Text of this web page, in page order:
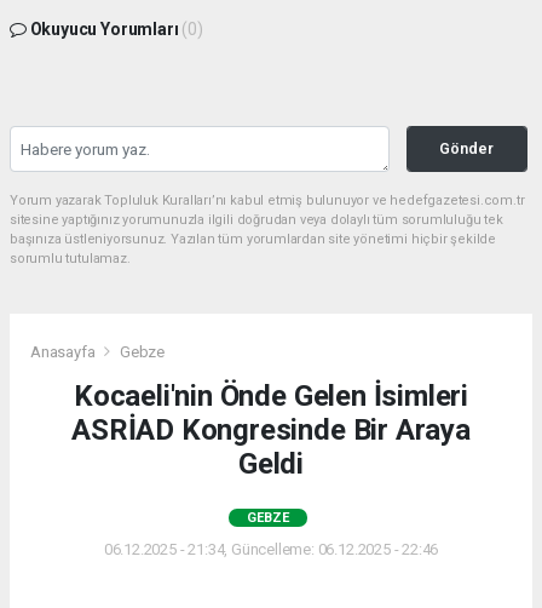
Okuyucu Yorumları (0)
Gönder
Yorum yazarak Topluluk Kuralları’nı kabul etmiş bulunuyor ve hedefgazetesi.com.tr
sitesine yaptığınız yorumunuzla ilgili doğrudan veya dolaylı tüm sorumluluğu tek
başınıza üstleniyorsunuz. Yazılan tüm yorumlardan site yönetimi hiçbir şekilde
sorumlu tutulamaz.
Anasayfa Gebze
Kocaeli'nin Önde Gelen İsimleri
ASRİAD Kongresinde Bir Araya
Geldi
GEBZE
06.12.2025 - 21:34, Güncelleme: 06.12.2025 - 22:46